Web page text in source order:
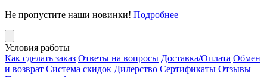
Не пропустите наши новинки! Подробнее
Условия работы
Как сделать заказ Ответы на вопросы Доставка/Оплата Обмен
и возврат Система скидок Дилерство Сертификаты Отзывы